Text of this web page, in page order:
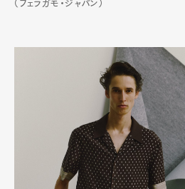
（フェラガモ・ジャパン）